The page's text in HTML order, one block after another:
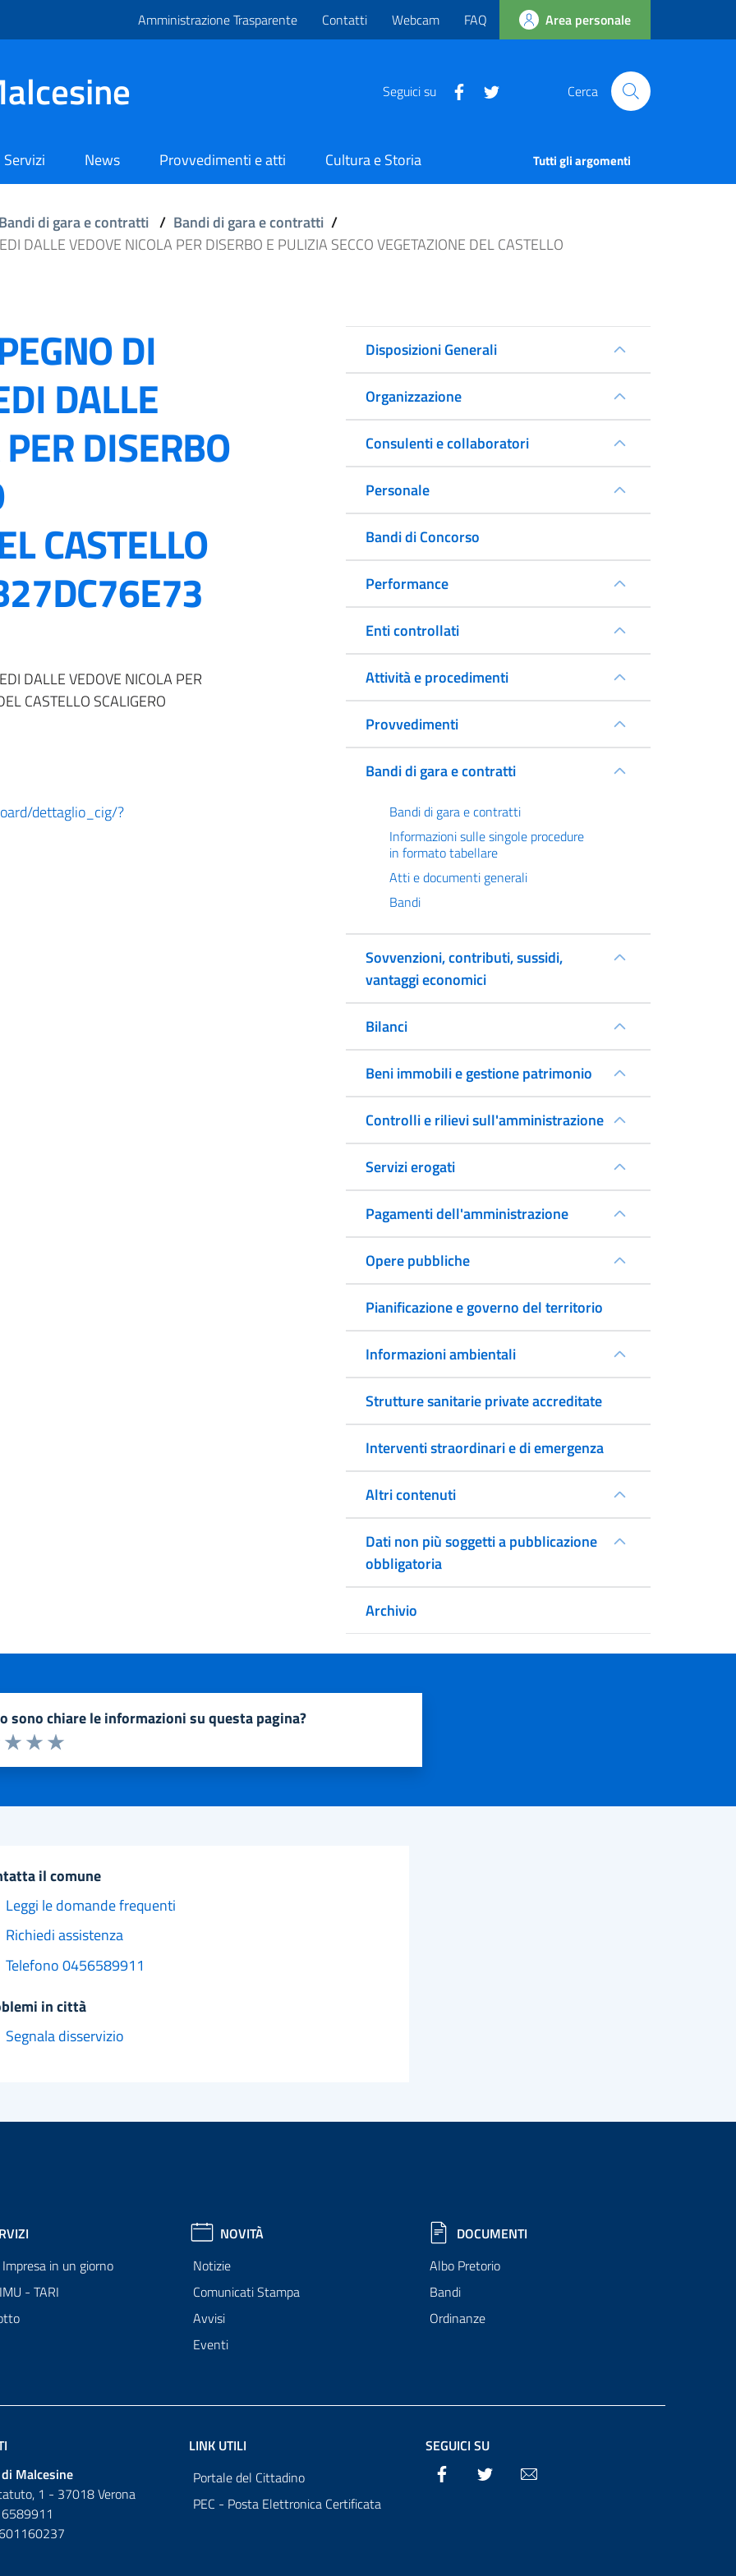
Amministrazione Trasparente Contatti Webcam FAQ Area personale
Seguici su Cerca
Servizi News Provvedimenti e atti Cultura e Storia Tutti gli argomenti
Bandi di gara e contratti / Bandi di gara e contratti /
DALLE VEDOVE NICOLA PER DISERBO E PULIZIA SECCO VEGETAZIONE DEL CASTELLO
DI
DALLE
DISERBO
CASTELLO
DALLE VEDOVE NICOLA PER
CASTELLO SCALIGERO
dettaglio_cig/?
Disposizioni Generali
Organizzazione
Consulenti e collaboratori
Personale
Bandi di Concorso
Performance
Enti controllati
Attività e procedimenti
Provvedimenti
Bandi di gara e contratti
Bandi di gara e contratti
Informazioni sulle singole procedure
in formato tabellare
Atti e documenti generali
Bandi
Sovvenzioni, contributi, sussidi,
vantaggi economici
Bilanci
Beni immobili e gestione patrimonio
Controlli e rilievi sull'amministrazione
Servizi erogati
Pagamenti dell'amministrazione
Opere pubbliche
Pianificazione e governo del territorio
Informazioni ambientali
Strutture sanitarie private accreditate
Interventi straordinari e di emergenza
Altri contenuti
Dati non più soggetti a pubblicazione
obbligatoria
Archivio
sono chiare le informazioni su questa pagina?
1 a 5 stelle la pagina
Valuta 5 stelle su 5
Valuta 4 stelle su 5
Valuta 3 stelle su 5
2 stelle su 5
stelle su 5
il comune
Leggi le domande frequenti
Richiedi assistenza
Telefono 0456589911
in città
Segnala disservizio
in un giorno
- TARI
NOVITÀ
Notizie
Comunicati Stampa
Avvisi
Eventi
DOCUMENTI
Albo Pretorio
Bandi
Ordinanze
Malcesine
1 - 37018 Verona
LINK UTILI
Portale del Cittadino
PEC - Posta Elettronica Certificata
SEGUICI SU
Facebook Twitter